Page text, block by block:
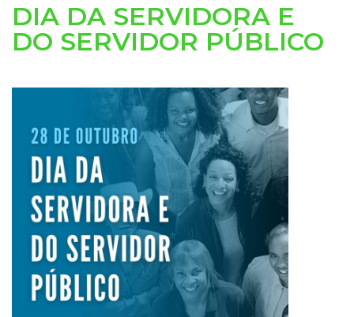
DIA DA SERVIDORA E
DO SERVIDOR PÚBLICO